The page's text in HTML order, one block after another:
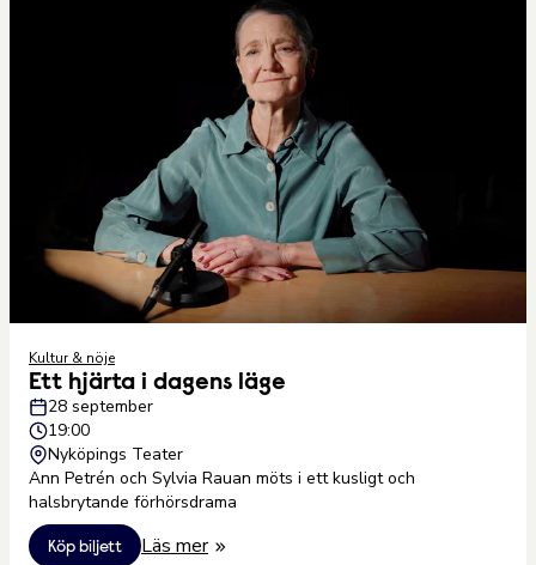
Kultur & nöje
Ett hjärta i dagens läge
28 september
19:00
Nyköpings Teater
Ann Petrén och Sylvia Rauan möts i ett kusligt och
halsbrytande förhörsdrama
Köp biljett Läs mer